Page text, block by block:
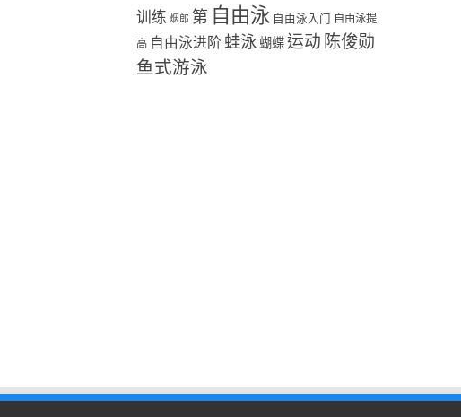
训练 烟郎 第 自由泳 自由泳入门 自由泳提
高 自由泳进阶 蛙泳蝴蝶运动 陈俊勋
鱼式游泳